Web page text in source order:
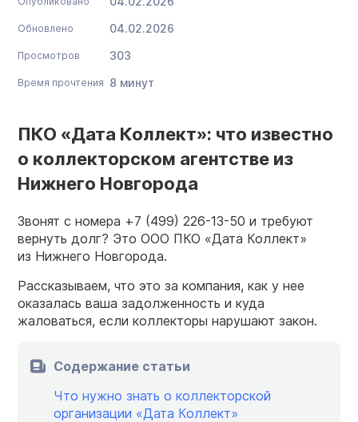
Обновлено 04.02.2026
Просмотров 303
Время прочтения 8 минут
ПКО «Дата Коллект»: что известно
о коллекторском агентстве из
Нижнего Новгорода
Звонят с номера +7 (499) 226-13-50 и требуют
вернуть долг? Это ООО ПКО «Дата Коллект»
из Нижнего Новгорода.
Рассказываем, что это за компания, как у нее
оказалась ваша задолженность и куда
жаловаться, если коллекторы нарушают закон.
Содержание статьи
Что нужно знать о коллекторской
организации «Дата Коллект»